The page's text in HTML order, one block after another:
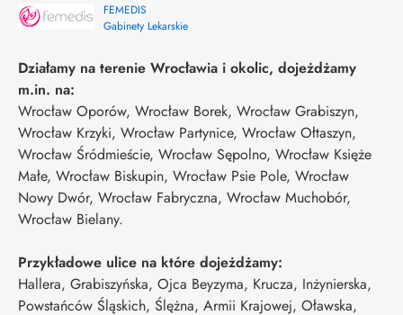
FEMEDIS
Gabinety Lekarskie
Działamy na terenie Wrocławia i okolic, dojeżdżamy
m.in. na:
Wrocław Oporów, Wrocław Borek, Wrocław Grabiszyn,
Wrocław Krzyki, Wrocław Partynice, Wrocław Ołtaszyn,
Wrocław Śródmieście, Wrocław Sępolno, Wrocław Księże
Małe, Wrocław Biskupin, Wrocław Psie Pole, Wrocław
Nowy Dwór, Wrocław Fabryczna, Wrocław Muchobór,
Wrocław Bielany.
Przykładowe ulice na które dojeżdżamy:
Hallera, Grabiszyńska, Ojca Beyzyma, Krucza, Inżynierska,
Powstańców Śląskich, Ślężna, Armii Krajowej, Oławska,